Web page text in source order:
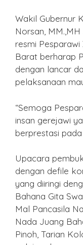
Wakil Gubernur
Norsan,
resmi
Barat berharap
dengan lancar
pelaksanaan
“Semoga
insan gerejawi
berprestasi
Upacara
dengan defile
yang diiringi
Bahana Gita
Mal Pancasila
Nada Juang
Pinoh, Tarian